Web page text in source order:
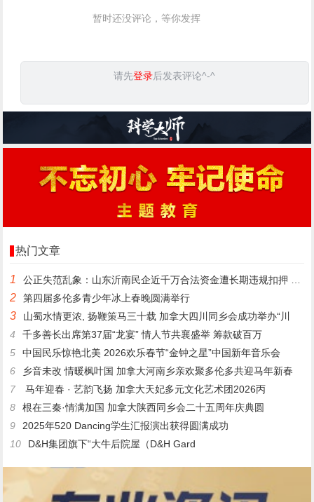
暂时还没评论，等你发挥
请先登录后发表评论^-^
热门文章
1 公正失范乱象：山东沂南民企近千万合法资金遭长期违规扣押 款项
2 第四届多伦多青少年冰上春晚圆满举行
3
山蜀水情更浓, 扬鞭策马三十载 加拿大四川同乡会成功举办“川
4
千多善长出席第37届“龙宴” 情人节共襄盛举 筹款破百万
5
中国民乐惊艳北美 2026欢乐春节“金钟之星”中国新年音乐会
6
乡音未改 情暖枫叶国 加拿大河南乡亲欢聚多伦多共迎马年新春
7
马年迎春 · 艺韵飞扬 加拿大天妃多元文化艺术团2026丙
8
根在三秦·情满加国 加拿大陕西同乡会二十五周年庆典圆
9
2025年520 Dancing学生汇报演出获得圆满成功
10
D&H集团旗下“大牛后院屋（D&H Gard